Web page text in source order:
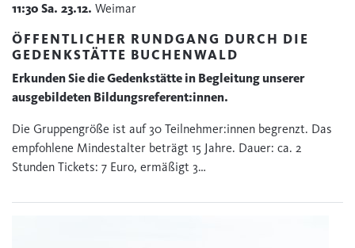
11:30 Sa. 23.12. Weimar
ÖFFENTLICHER RUNDGANG DURCH DIE
GEDENKSTÄTTE BUCHENWALD
Erkunden Sie die Gedenkstätte in Begleitung unserer
ausgebildeten Bildungsreferent:innen.
Die Gruppengröße ist auf 30 Teilnehmer:innen begrenzt. Das
empfohlene Mindestalter beträgt 15 Jahre. Dauer: ca. 2
Stunden Tickets: 7 Euro, ermäßigt 3…